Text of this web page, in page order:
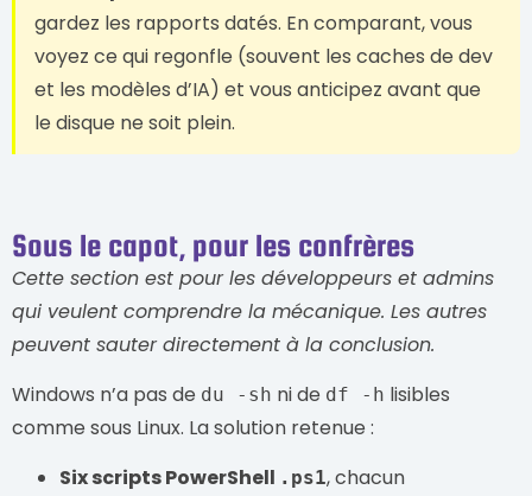
gardez les rapports datés. En comparant, vous
voyez ce qui regonfle (souvent les caches de dev
et les modèles d’IA) et vous anticipez avant que
le disque ne soit plein.
Sous le capot, pour les confrères
Cette section est pour les développeurs et admins
qui veulent comprendre la mécanique. Les autres
peuvent sauter directement à la conclusion.
Windows n’a pas de du -sh ni de df -h lisibles
comme sous Linux. La solution retenue :
Six scripts PowerShell .ps1, chacun